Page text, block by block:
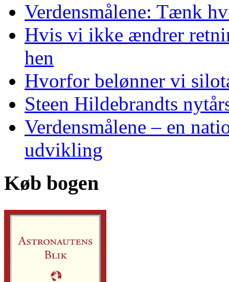
Verdensmålene: Tænk
Hvis vi ikke ændrer
hen
Hvorfor belønner vi
Steen Hildebrandts
Verdensmålene – en
udvikling
Køb bogen